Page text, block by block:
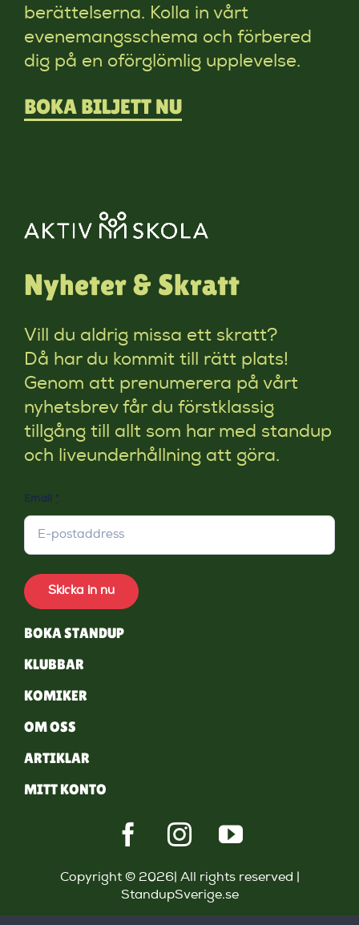
berättelserna. Kolla in vårt
evenemangsschema och förbered
dig på en oförglömlig upplevelse.
BOKA BILJETT NU
Nyheter & Skratt
Vill du aldrig missa ett skratt?
Då har du kommit till rätt plats!
Genom att prenumerera på vårt
nyhetsbrev får du förstklassig
tillgång till allt som har med standup
och liveunderhållning att göra.
Email *
Skicka in nu
BOKA STANDUP
KLUBBAR
KOMIKER
OM OSS
ARTIKLAR
MITT KONTO
Copyright © 2026| All rights reserved |
StandupSverige.se